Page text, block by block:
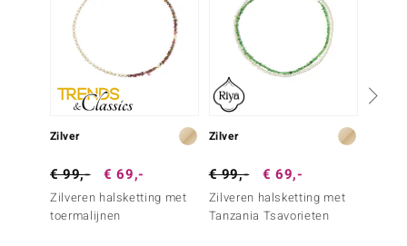
Zilver
€ 99,- € 69,-
Zilveren halsketting met
toermalijnen
Zilver
€ 99,- € 69,-
Zilveren halsketting met
Tanzania Tsavorieten